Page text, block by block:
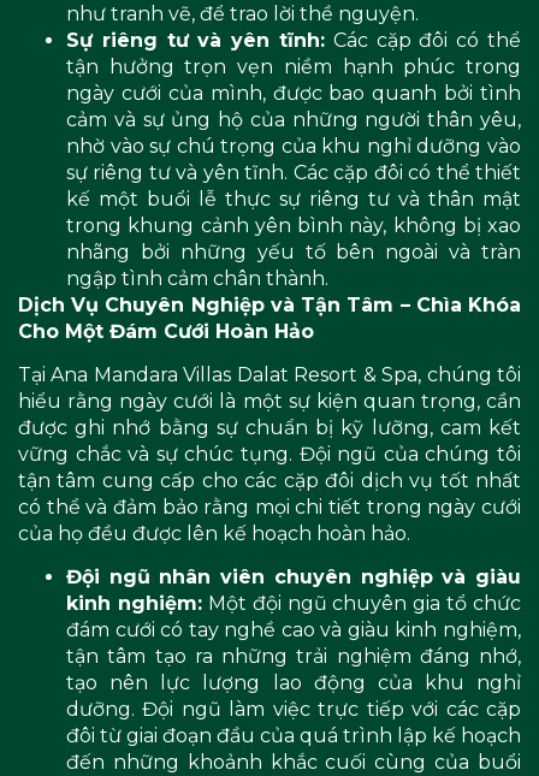
như tranh vẽ, để trao lời thề nguyện.
Sự riêng tư và yên tĩnh: Các cặp đôi có thể
tận hưởng trọn vẹn niềm hạnh phúc trong
ngày cưới của mình, được bao quanh bởi tình
cảm và sự ủng hộ của những người thân yêu,
nhờ vào sự chú trọng của khu nghỉ dưỡng vào
sự riêng tư và yên tĩnh. Các cặp đôi có thể thiết
kế một buổi lễ thực sự riêng tư và thân mật
trong khung cảnh yên bình này, không bị xao
nhãng bởi những yếu tố bên ngoài và tràn
ngập tình cảm chân thành.
Dịch Vụ Chuyên Nghiệp và Tận Tâm – Chìa Khóa
Cho Một Đám Cưới Hoàn Hảo
Tại Ana Mandara Villas Dalat Resort & Spa, chúng tôi
hiểu rằng ngày cưới là một sự kiện quan trọng, cần
được ghi nhớ bằng sự chuẩn bị kỹ lưỡng, cam kết
vững chắc và sự chúc tụng. Đội ngũ của chúng tôi
tận tâm cung cấp cho các cặp đôi dịch vụ tốt nhất
có thể và đảm bảo rằng mọi chi tiết trong ngày cưới
của họ đều được lên kế hoạch hoàn hảo.
Đội ngũ nhân viên chuyên nghiệp và giàu
kinh nghiệm:Một đội ngũ chuyên gia tổ chức
đám cưới có tay nghề cao và giàu kinh nghiệm,
tận tâm tạo ra những trải nghiệm đáng nhớ,
tạo nên lực lượng lao động của khu nghỉ
dưỡng. Đội ngũ làm việc trực tiếp với các cặp
đôi từ giai đoạn đầu của quá trình lập kế hoạch
đến những khoảnh khắc cuối cùng của buổi